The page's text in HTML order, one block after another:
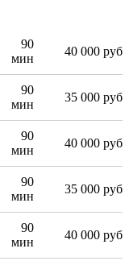
90
мин
40 000 руб
90
мин
35 000 руб
90
мин
40 000 руб
90
мин
35 000 руб
90
мин
40 000 руб